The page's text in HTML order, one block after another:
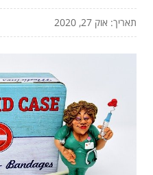
תאריך: אוק 27, 2020